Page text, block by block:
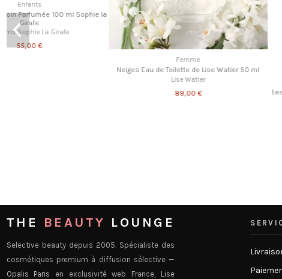
Palo Santo & Patchouli Vert Eau de parfum
THE BEAUTY LOUNGE
Selective beauty depuis 2005. Spécialiste des
cosmétiques premium à diffusion sélective —
Opalis Paris en exclusivité web France, Lise